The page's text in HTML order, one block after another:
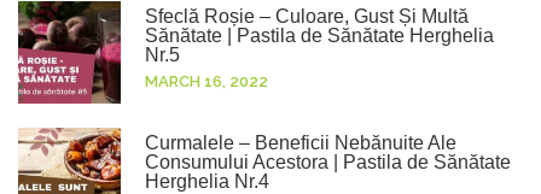
Sfeclă Roșie – Culoare, Gust Și Multă
Sănătate | Pastila de Sănătate Herghelia
Nr.5
MARCH 16, 2022
Curmalele – Beneficii Nebănuite Ale
Consumului Acestora | Pastila de Sănătate
Herghelia Nr.4